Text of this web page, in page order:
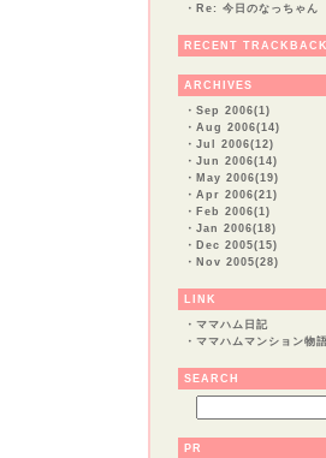
・ Re: 今日のなっちゃん
RECENT TRACKBACK
ARCHIVES
・ Sep 2006(1)
・ Aug 2006(14)
・ Jul 2006(12)
・ Jun 2006(14)
・ May 2006(19)
・ Apr 2006(21)
・ Feb 2006(1)
・ Jan 2006(18)
・ Dec 2005(15)
・ Nov 2005(28)
LINK
・ ママハム日記
・ ママハムマンション物語
SEARCH
PR